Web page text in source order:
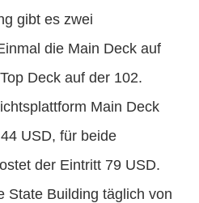
gibt es zwei
die Main Deck auf
Deck auf der 102.
Main Deck
USD, für beide
der Eintritt 79 USD.
State Building täglich von